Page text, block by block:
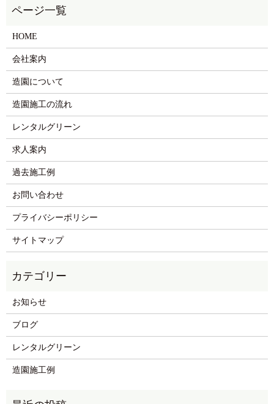
HOME
会社案内
造園について
造園施工の流れ
レンタルグリーン
求人案内
過去施工例
お問い合わせ
プライバシーポリシー
サイトマップ
お知らせ
ブログ
レンタルグリーン
造園施工例